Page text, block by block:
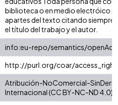
biblioteca o en medio electróico
apartes del texto citando siempre
el título del trabajo y el autor.
info:eu-repo/semantics/
http://purl.org/coar/
Atribución-NoComercial-
Internacional (CC BY-NC-ND 4.0)